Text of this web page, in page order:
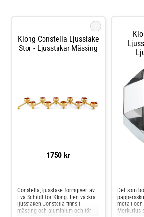
Klong Constella Ljusstake
Stor - Ljusstakar Mässing
1750 kr
Constella, ljusstake formgiven av
Eva Schildt för Klong. Den vackra
ljusstaken Constella finns i
mässing och aluminium och för
Det som
metall och
Merkurius